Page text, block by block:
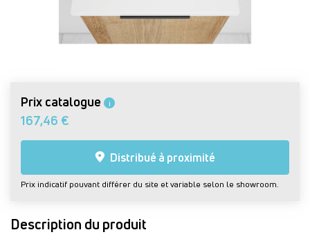
Prix catalogue i
167,46 €
Distribué à proximité
Prix indicatif pouvant différer du site et variable selon le showroom.
Description du produit